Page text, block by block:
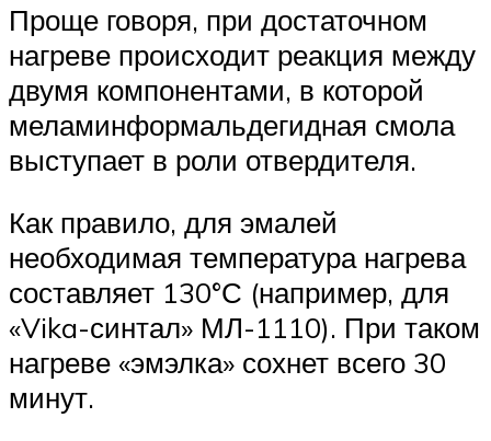
Проще говоря, при достаточном
нагреве происходит реакция между
двумя компонентами, в которой
меламинформальдегидная смола
выступает в роли отвердителя.
Как правило, для эмалей
необходимая температура нагрева
составляет 130°С (например, для
«Vika-синтал» МЛ-1110). При таком
нагреве «эмэлка» сохнет всего 30
минут.